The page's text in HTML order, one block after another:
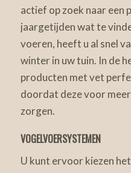
actief op zoek naar een
jaargetijden wat te
voeren, heeft u al snel
winter in uw tuin. In de
producten met vet
doordat deze voor
zorgen.
VOGELVOERSYSTEMEN
U kunt ervoor kiezen